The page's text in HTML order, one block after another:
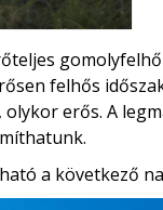
felhős
erős. A
a következő